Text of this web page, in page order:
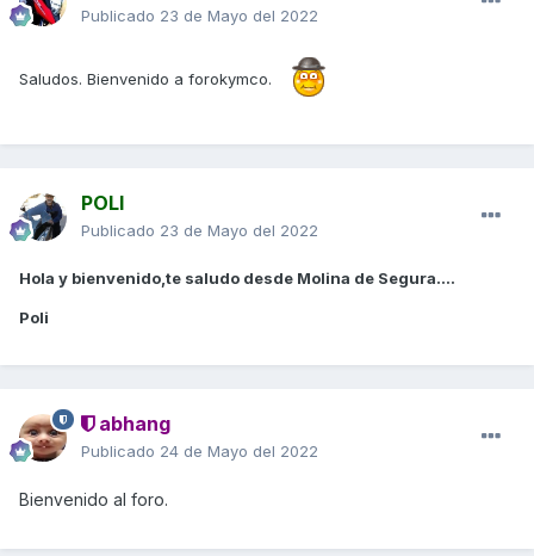
Publicado 23 de Mayo del 2022
Saludos. Bienvenido a forokymco.
POLI
Publicado 23 de Mayo del 2022
Hola y bienvenido,te saludo desde Molina de Segura....
Poli
abhang
Publicado 24 de Mayo del 2022
Bienvenido al foro.